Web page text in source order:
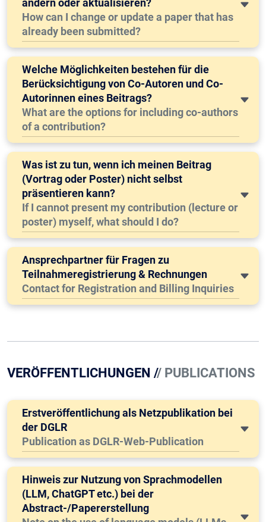
ändern oder aktualisieren?
How can I change or update a paper that has
already been submitted?
Welche Möglichkeiten bestehen für die
Berücksichtigung von Co-Autoren und Co-
Autorinnen eines Beitrags?
What are the options for including co-authors
of a contribution?
Was ist zu tun, wenn ich meinen Beitrag
(Vortrag oder Poster) nicht selbst
präsentieren kann?
If I cannot present my contribution (lecture or
poster) myself, what should I do?
Ansprechpartner für Fragen zu
Teilnahmeregistrierung & Rechnungen
Contact for Registration and Billing Inquiries
VERÖFFENTLICHUNGEN // PUBLICATIONS
Erstveröffentlichung als Netzpublikation bei
der DGLR
Publication as DGLR-Web-Publication
Hinweis zur Nutzung von Sprachmodellen
(LLM, ChatGPT etc.) bei der
Abstract-/Papererstellung